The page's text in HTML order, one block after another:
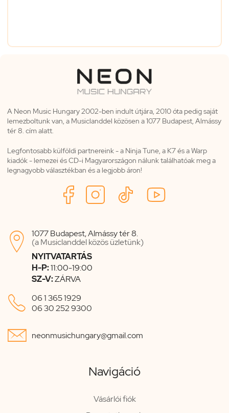
A Neon Music Hungary 2002-ben indult útjára, 2010 óta pedig saját
lemezboltunk van, a Musiclanddel közösen a 1077 Budapest, Almássy
tér 8. cím alatt.
Legfontosabb külföldi partnereink - a Ninja Tune, a K7 és a Warp
kiadók - lemezei és CD-i Magyarországon nálunk találhatóak meg a
legnagyobb választékban és a legjobb áron!

1077 Budapest, Almássy tér 8.
(a Musiclanddel közös üzletünk)
NYITVATARTÁS
H-P:11:00-19:00
SZ-V:ZÁRVA
 06 1 365 1929
06 30 252 9300
 neonmusichungary@gmail.com
Navigáció
Vásárlói fiók